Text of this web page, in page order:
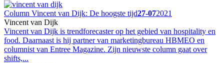
Column Vincent van Dijk: De hoogste tijd27-072021
Vincent van Dijk
Vincent van Dijk is trendforecaster op het gebied van hospitality en
food. Daarnaast is hij partner van marketingbureau HBMEO en
columnist van Entree Magazine. Zijn nieuwste column gaat over
shifts,...